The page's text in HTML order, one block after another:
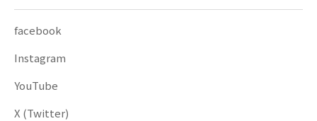
facebook
Instagram
YouTube
X (Twitter)